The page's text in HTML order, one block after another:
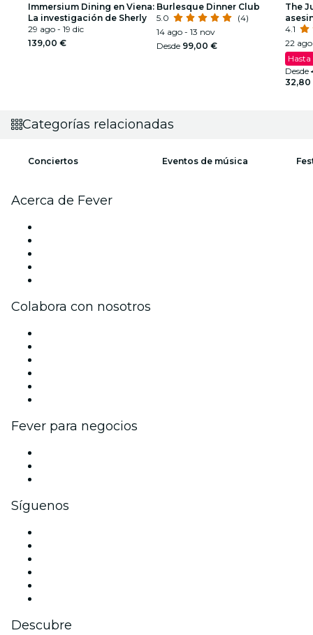
Immersium Dining en Viena:
La investigación de Sherly
29 ago - 19 dic
139,00 €
Burlesque Dinner Club
5.0
(4)
14 ago - 13 nov
Desde 99,00 €
The
4.1
22 ago
Hasta
Desde
32,80
Categorías relacionadas
Conciertos Eventos de música
Acerca de Fever
Colabora con nosotros
Fever para negocios
Síguenos
Descubre